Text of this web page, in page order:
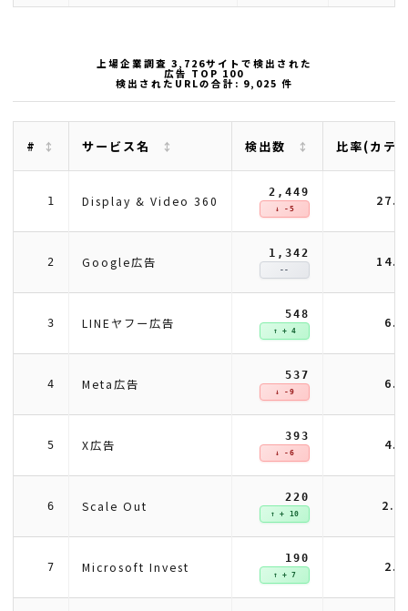
上場企業調査 3,726サイトで検出された
広告 TOP 100
検出されたURLの合計: 9,025 件
# サービス名 検出数 比率(カテ
1 Display & Video 360
2,449
↓ -5
2 Google広告
1,342
--
3 LINEヤフー広告
548
↑ + 4
4 Meta広告
537
↓ -9
5 X広告
393
↓ -6
6 Scale Out
220
↑ + 10
7 Microsoft Invest
190
↑ + 7